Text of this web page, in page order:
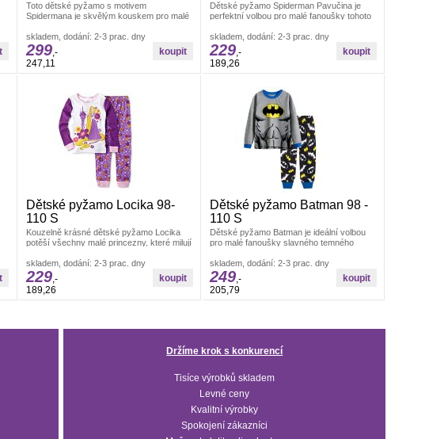
Toto dětské pyžamo s motivem
Spidermana je skvělým kouskem pro malé
Pyžamo
skladem, dodání: 2-3 prac. dny
299,-
247,11
Dětské pyžamo Spiderman Pavučina je
perfektní volbou pro malé fanoušky tohoto
skladem, dodání: 2-3 prac. dny
229,-
189,26
Dětské pyžamo Locika 98-
110 S
Kouzelně krásné dětské pyžamo Locika
potěší všechny malé princezny, které milují
skladem, dodání: 2-3 prac. dny
229,-
189,26
Dětské pyžamo Batman 98 -
110 S
Dětské pyžamo Batman je ideální volbou
pro malé fanoušky slavného temného
skladem, dodání: 2-3 prac. dny
249,-
205,79
Držíme krok s konkurencí
Tisíce výrobků skladem
Levné ceny
Kvalitní výrobky
Spokojení zákazníci